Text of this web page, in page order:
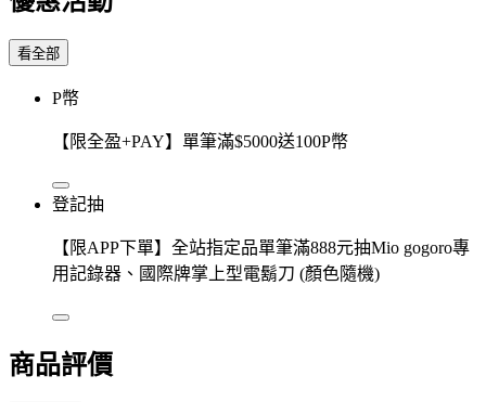
看全部
P幣
【限全盈+PAY】單筆滿$5000送100P幣
登記抽
【限APP下單】全站指定品單筆滿888元抽Mio gogoro專
用記錄器、國際牌掌上型電鬍刀 (顏色隨機)
商品評價